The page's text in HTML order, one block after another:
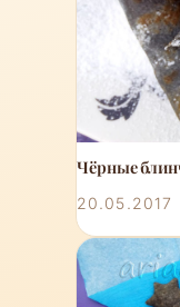
Чёрные
20.05.2017